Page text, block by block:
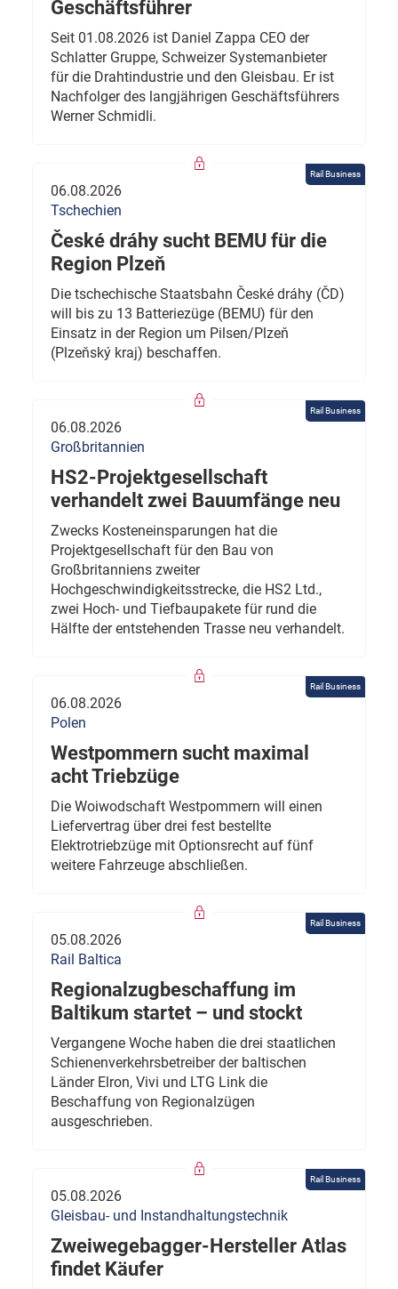
Geschäftsführer
Seit 01.08.2026 ist Daniel Zappa CEO der
Schlatter Gruppe, Schweizer Systemanbieter
für die Drahtindustrie und den Gleisbau. Er ist
Nachfolger des langjährigen Geschäftsführers
Werner Schmidli.
Rail Business
06.08.2026
Tschechien
České dráhy sucht BEMU für die
Region Plzeň
Die tschechische Staatsbahn České dráhy (ČD)
will bis zu 13 Batteriezüge (BEMU) für den
Einsatz in der Region um Pilsen/Plzeň
(Plzeňský kraj) beschaffen.
Rail Business
06.08.2026
Großbritannien
HS2-Projektgesellschaft
verhandelt zwei Bauumfänge neu
Zwecks Kosteneinsparungen hat die
Projektgesellschaft für den Bau von
Großbritanniens zweiter
Hochgeschwindigkeitsstrecke, die HS2 Ltd.,
zwei Hoch- und Tiefbaupakete für rund die
Hälfte der entstehenden Trasse neu verhandelt.
Rail Business
06.08.2026
Polen
Westpommern sucht maximal
acht Triebzüge
Die Woiwodschaft Westpommern will einen
Liefervertrag über drei fest bestellte
Elektrotriebzüge mit Optionsrecht auf fünf
weitere Fahrzeuge abschließen.
Rail Business
05.08.2026
Rail Baltica
Regionalzugbeschaffung im
Baltikum startet – und stockt
Vergangene Woche haben die drei staatlichen
Schienenverkehrsbetreiber der baltischen
Länder Elron, Vivi und LTG Link die
Beschaffung von Regionalzügen
ausgeschrieben.
Rail Business
05.08.2026
Gleisbau- und Instandhaltungstechnik
Zweiwegebagger-Hersteller Atlas
findet Käufer